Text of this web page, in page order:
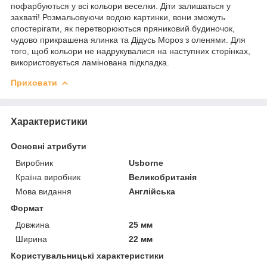
пофарбуються у всі кольори веселки. Діти залишаться у
захваті! Розмальовуючи водою картинки, вони зможуть
спостерігати, як перетворюються пряниковий будиночок,
чудово прикрашена ялинка та Дідусь Мороз з оленями. Для
того, щоб кольори не надрукувалися на наступних сторінках,
використовується ламінована підкладка.
Приховати
Характеристики
Основні атрибути
Виробник
Usborne
Країна виробник
Великобританія
Мова видання
Англійська
Формат
Довжина
25 мм
Ширина
22 мм
Користувальницькі характеристики